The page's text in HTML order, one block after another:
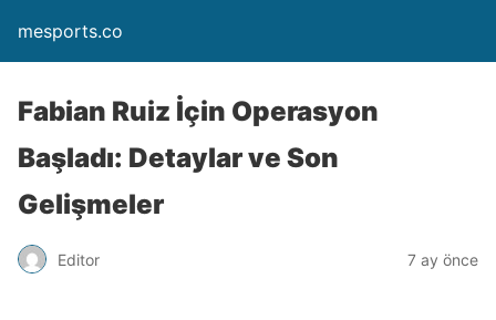
mesports.co
Fabian Ruiz İçin Operasyon
Başladı: Detaylar ve Son
Gelişmeler
Editor 7 ay önce